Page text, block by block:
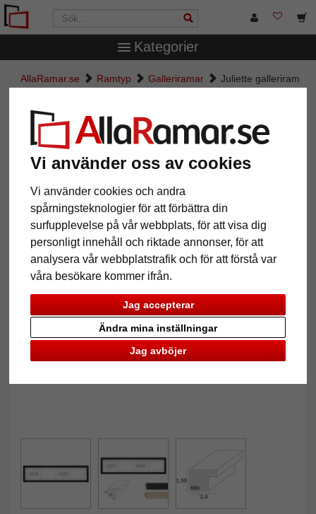
Vi använder oss av cookies
Vi använder cookies och andra
spårningsteknologier för att förbättra din
surfupplevelse på vår webbplats, för att visa dig
personligt innehåll och riktade annonser, för att
analysera vår webbplatstrafik och för att förstå var
våra besökare kommer ifrån.
Jag accepterar
Jag avböjer
Ändra mina inställningar
Kategorier
AllaRamar.se Ramtyp Galleriramar
Juliette galleriram
Juliette galleriram för 4 bilder
Tillbaka